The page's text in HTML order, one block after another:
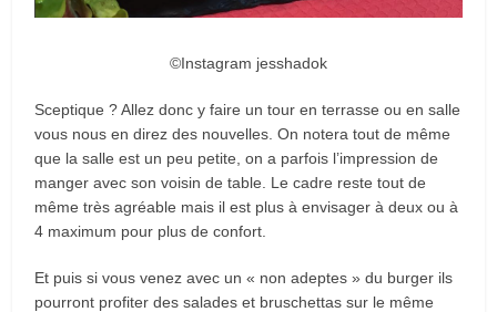
©Instagram jesshadok
Sceptique ? Allez donc y faire un tour en terrasse ou en salle
vous nous en direz des nouvelles. On notera tout de même
que la salle est un peu petite, on a parfois l’impression de
manger avec son voisin de table. Le cadre reste tout de
même très agréable mais il est plus à envisager à deux ou à
4 maximum pour plus de confort.
Et puis si vous venez avec un « non adeptes » du burger ils
pourront profiter des salades et bruschettas sur le même